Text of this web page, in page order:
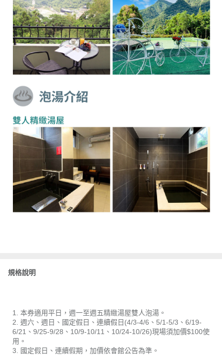
規格說明
1. 本券適用平日，週一至週五精緻湯屋雙人泡湯。
2. 週六、週日、國定假日、連續假日(4/3-4/6、5/1-5/3、6/19-
6/21、9/25-9/28、10/9-10/11、10/24-10/26)現場須加價$100使
用。
3. 國定假日、連續假期，加價依會館公告為準。